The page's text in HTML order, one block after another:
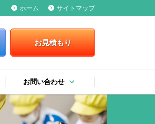
keyboard_arrow_right ホーム keyboard_arrow_right サイトマップ
お見積もり
お問い合わせ keyboard_arrow_down
keyboard_arrow_rightお問い合わせ・資料請求
keyboard_arrow_rightお見積もり
keyboard_arrow_right弊社への提案